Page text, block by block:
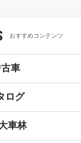
おすすめコンテンツ
車
ログ
車林